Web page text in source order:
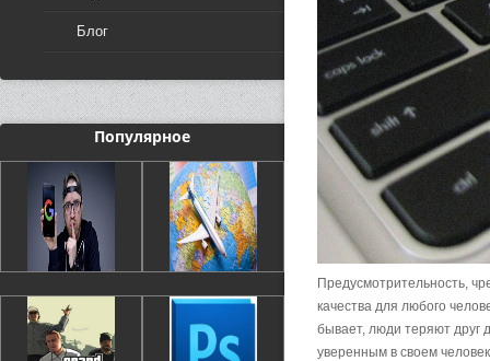
Блог
Популярное
Предусмотрительность,
качества для любого
бывает, люди теряют друг
уверенным в своем